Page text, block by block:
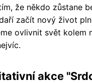
že někdo zůstane
začít nový život
ovlivnit svět kolem
akce